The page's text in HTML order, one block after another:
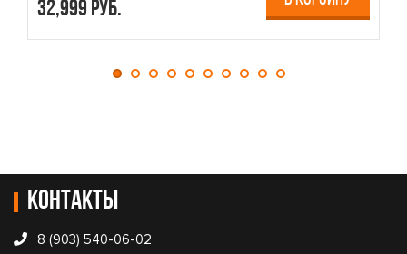
32,999 руб.
Контакты
8 (903) 540-06-02